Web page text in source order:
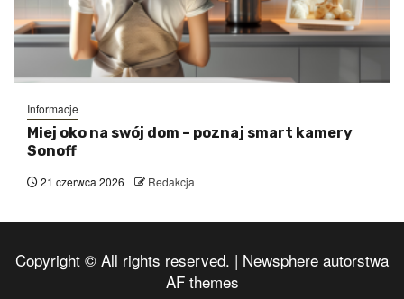
Informacje
Miej oko na swój dom – poznaj smart kamery
Sonoff
21 czerwca 2026 Redakcja
Copyright © All rights reserved. | Newsphere autorstwa
AF themes